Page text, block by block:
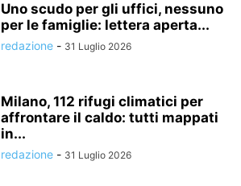
Uno scudo per gli uffici, nessuno
per le famiglie: lettera aperta...
redazione - 31 Luglio 2026
Milano, 112 rifugi climatici per
affrontare il caldo: tutti mappati
in...
redazione - 31 Luglio 2026